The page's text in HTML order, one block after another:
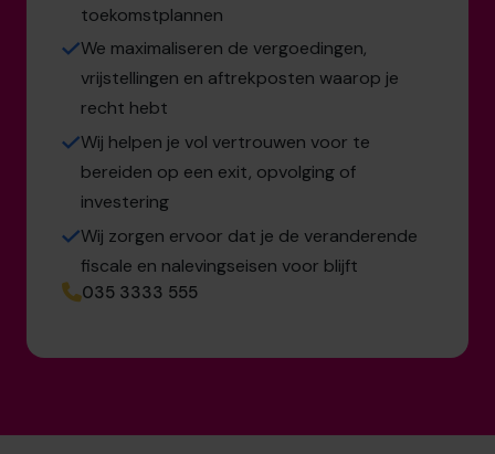
toekomstplannen
We maximaliseren de vergoedingen,
vrijstellingen en aftrekposten waarop je
recht hebt
Wij helpen je vol vertrouwen voor te
bereiden op een exit, opvolging of
investering
Wij zorgen ervoor dat je de veranderende
fiscale en nalevingseisen voor blijft
035 3333 555